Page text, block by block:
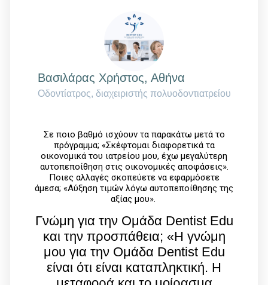
Bασιλάρας Χρήστος, Αθήνα
Οδοντίατρος, διαχειριστής πολυοδοντιατρείου
Σε ποιο βαθμό ισχύουν τα παρακάτω μετά το
πρόγραμμα; «Σκέφτομαι διαφορετικά τα
οικονομικά του ιατρείου μου, έχω μεγαλύτερη
αυτοπεποίθηση στις οικονομικές αποφάσεις».
Ποιες αλλαγές σκοπεύετε να εφαρμόσετε
άμεσα; «Αύξηση τιμών λόγω αυτοπεποίθησης της
αξίας μου».
Γνώμη για την Ομάδα Dentist Edu
και την προσπάθεια; «Η γνώμη
μου για την Ομάδα Dentist Edu
είναι ότι είναι καταπληκτική. Η